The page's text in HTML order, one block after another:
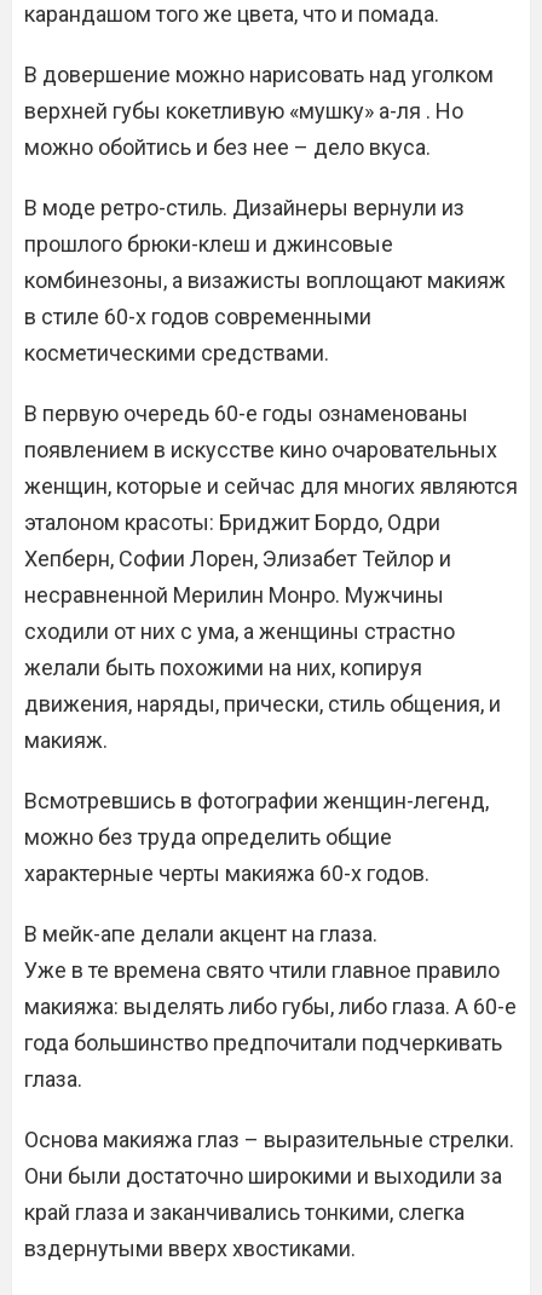
карандашом того же цвета, что и помада.
В довершение можно нарисовать над уголком
верхней губы кокетливую «мушку» а-ля . Но
можно обойтись и без нее – дело вкуса.
В моде ретро-стиль. Дизайнеры вернули из
прошлого брюки-клеш и джинсовые
комбинезоны, а визажисты воплощают макияж
в стиле 60-х годов современными
косметическими средствами.
В первую очередь 60-е годы ознаменованы
появлением в искусстве кино очаровательных
женщин, которые и сейчас для многих являются
эталоном красоты: Бриджит Бордо, Одри
Хепберн, Софии Лорен, Элизабет Тейлор и
несравненной Мерилин Монро. Мужчины
сходили от них с ума, а женщины страстно
желали быть похожими на них, копируя
движения, наряды, прически, стиль общения, и
макияж.
Всмотревшись в фотографии женщин-легенд,
можно без труда определить общие
характерные черты макияжа 60-х годов.
В мейк-апе делали акцент на глаза.
Уже в те времена свято чтили главное правило
макияжа: выделять либо губы, либо глаза. А 60-е
года большинство предпочитали подчеркивать
глаза.
Основа макияжа глаз – выразительные стрелки.
Они были достаточно широкими и выходили за
край глаза и заканчивались тонкими, слегка
вздернутыми вверх хвостиками.